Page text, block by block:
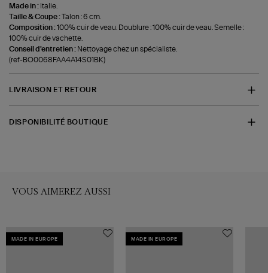
Made in : Italie.
Taille & Coupe :
Talon : 6 cm.
Composition :100% cuir de veau. Doublure : 100% cuir de veau. Semelle :
100% cuir de vachette.
Conseil d'entretien : Nettoyage chez un spécialiste.
(ref-BO0068FAA4A14S01BK)
LIVRAISON ET RETOUR
DISPONIBILITÉ BOUTIQUE
VOUS AIMEREZ AUSSI
MADE IN EUROPE MADE IN EUROPE